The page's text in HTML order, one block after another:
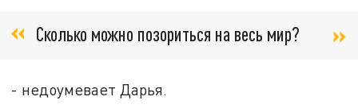
Сколько можно позориться на весь мир?
- недоумевает Дарья.